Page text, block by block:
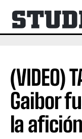
(VIDEO)
Gaibor
la afición